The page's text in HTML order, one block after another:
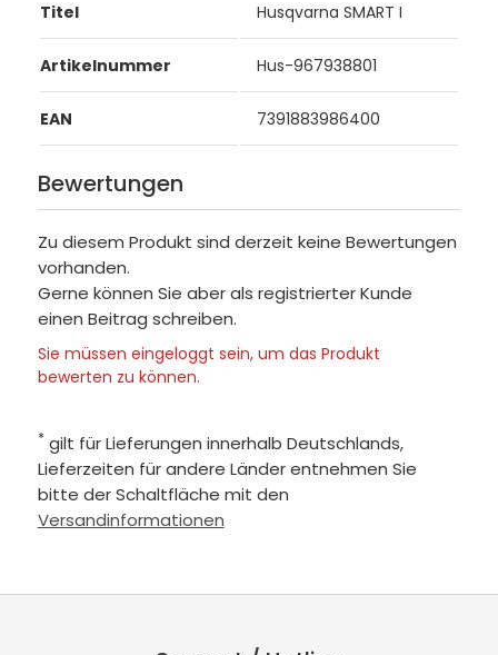
Titel Husqvarna SMART I
Artikelnummer Hus-967938801
EAN 7391883986400
Bewertungen
Zu diesem Produkt sind derzeit keine Bewertungen
vorhanden.
Gerne können Sie aber als registrierter Kunde
einen Beitrag schreiben.
Sie müssen eingeloggt sein, um das Produkt
bewerten zu können.
* gilt für Lieferungen innerhalb Deutschlands,
Lieferzeiten für andere Länder entnehmen Sie
bitte der Schaltfläche mit den
Versandinformationen